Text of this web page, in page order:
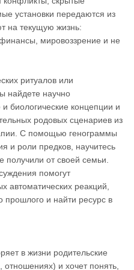
установки передаются из
на текущую жизнь:
мировоззрение и не
ритуалов или
найдете научно
биологические концепции и
родовых сценариев из
С помощью генограммы
и роли предков, научитесь
получили от своей семьи.
помогут
автоматических реакций,
прошлого и найти ресурс в
в жизни родительские
и хочет понять,